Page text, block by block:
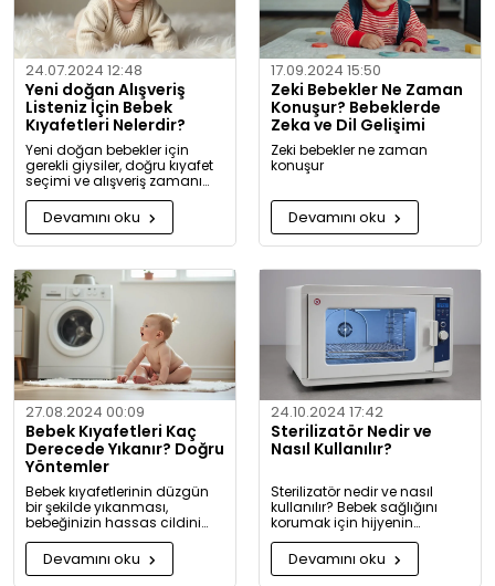
24.07.2024 12:48
Yeni doğan Alışveriş
Listeniz İçin Bebek
Kıyafetleri Nelerdir?
Yeni doğan bebekler için
gerekli giysiler, doğru kıyafet
seçimi ve alışveriş zamanı
hakkında kapsamlı bilgiler ve
tavsiyeler.
Devamını oku
17.09.2024 15:50
Zeki Bebekler Ne Zaman
Konuşur? Bebeklerde
Zeka ve Dil Gelişimi
Zeki bebekler ne zaman
konuşur
Devamını oku
27.08.2024 00:09
Bebek Kıyafetleri Kaç
Derecede Yıkanır? Doğru
Yöntemler
Bebek kıyafetlerinin düzgün
bir şekilde yıkanması,
bebeğinizin hassas cildini
korumak için oldukça
önemlidir. Bu rehberde, bebek
giysilerinizi nasıl ve hangi
Devamını oku
24.10.2024 17:42
Sterilizatör Nedir ve
Nasıl Kullanılır?
Sterilizatör nedir ve nasıl
kullanılır? Bebek sağlığını
korumak için hijyenin
önemini keşfedin. Buharlı ve
UV sterilizatörlerle mikroplara
karşı tam koruma!
Devamını oku